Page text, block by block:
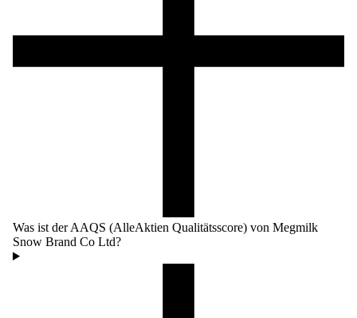
Was ist der AAQS (AlleAktien Qualitätsscore) von Megmilk
Snow Brand Co Ltd?